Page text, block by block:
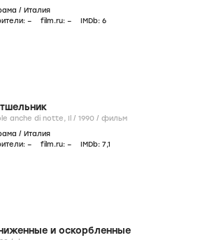
/ Италия
– film.ru: – IMDb: 6
Sole anche di notte, Il / 1990 / фильм
/ Италия
– film.ru: – IMDb: 7,1
и оскорбленные